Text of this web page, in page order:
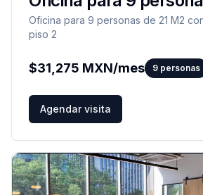
Oficina para 9 personas de 21 M2
piso 2
$31,275 MXN/mes 9 personas
Agendar visita